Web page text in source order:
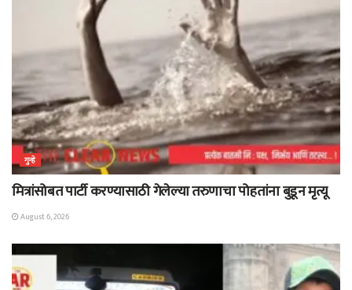
गुन्हे
मित्रांसोबत पार्टी करण्यासाठी गेलेल्या तरुणाचा पोहतांना बुडून मृत्यू
August 6, 2026